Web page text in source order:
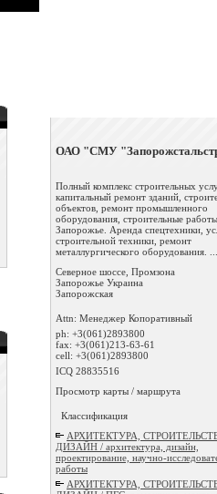
ОАО "СМУ
Полный комплекс строительных
капитальный ремонт зданий,
объектов, ремонт промышленного
оборудования, строительные
Запорожье. Аренда спецтехники,
строительной техники, ремонт
металлургического оборудования. ...
Северное шоссе, Промзона
Запорожье Украина
Запорожская
Attn: Менеджер Копоративный
ph: +3(061)2893800
fax: +3(061)213-63-61
cell: +3(061)2893800
ICQ 28835516
Просмотр карты / маршрута
Классификация
АРХИТЕКТУРА,
ДИЗАЙН / архитектура, дизайн,
проектирование, научно-
работы
АРХИТЕКТУРА,